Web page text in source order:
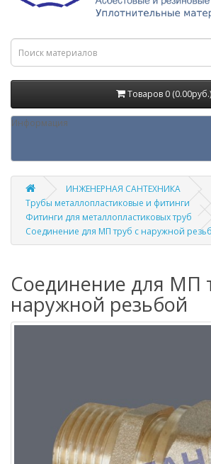
Товаров 0 (0.00руб.)
Информация
ИНЖЕНЕРНАЯ САНТЕХНИКА
Трубы металлопластиковые и фитинги
Фитинги для металлопластиковых труб
Соединение для МП труб с наружной
Соединение для МП
наружной резьбой